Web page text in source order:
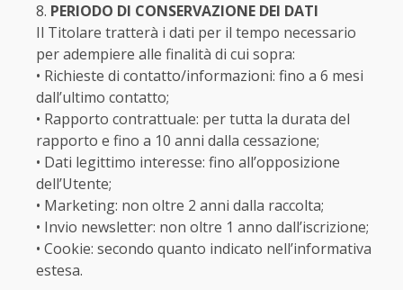
PERIODO DI CONSERVAZIONE DEI DATI
Il Titolare tratterà i dati per il tempo necessario
per adempiere alle finalità di cui sopra:
• Richieste di contatto/informazioni: fino a 6 mesi
dall’ultimo contatto;
• Rapporto contrattuale: per tutta la durata del
rapporto e fino a 10 anni dalla cessazione;
• Dati legittimo interesse: fino all’opposizione
dell’Utente;
• Marketing: non oltre 2 anni dalla raccolta;
• Invio newsletter: non oltre 1 anno dall’iscrizione;
• Cookie: secondo quanto indicato nell’informativa
estesa.